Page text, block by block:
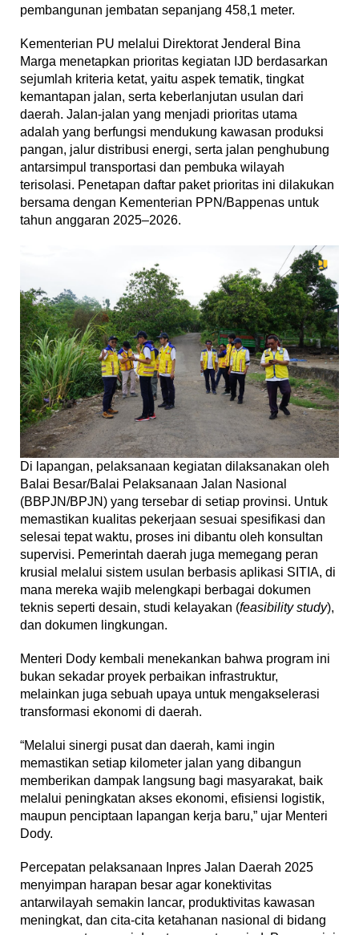
pembangunan jembatan sepanjang 458,1 meter.
Kementerian PU melalui Direktorat Jenderal Bina
Marga menetapkan prioritas kegiatan IJD berdasarkan
sejumlah kriteria ketat, yaitu aspek tematik, tingkat
kemantapan jalan, serta keberlanjutan usulan dari
daerah. Jalan-jalan yang menjadi prioritas utama
adalah yang berfungsi mendukung kawasan produksi
pangan, jalur distribusi energi, serta jalan penghubung
antarsimpul transportasi dan pembuka wilayah
terisolasi. Penetapan daftar paket prioritas ini dilakukan
bersama dengan Kementerian PPN/Bappenas untuk
tahun anggaran 2025–2026.
Di lapangan, pelaksanaan kegiatan dilaksanakan oleh
Balai Besar/Balai Pelaksanaan Jalan Nasional
(BBPJN/BPJN) yang tersebar di setiap provinsi. Untuk
memastikan kualitas pekerjaan sesuai spesifikasi dan
selesai tepat waktu, proses ini dibantu oleh konsultan
supervisi. Pemerintah daerah juga memegang peran
krusial melalui sistem usulan berbasis aplikasi SITIA, di
mana mereka wajib melengkapi berbagai dokumen
teknis seperti desain, studi kelayakan (feasibility study),
dan dokumen lingkungan.
Menteri Dody kembali menekankan bahwa program ini
bukan sekadar proyek perbaikan infrastruktur,
melainkan juga sebuah upaya untuk mengakselerasi
transformasi ekonomi di daerah.
“Melalui sinergi pusat dan daerah, kami ingin
memastikan setiap kilometer jalan yang dibangun
memberikan dampak langsung bagi masyarakat, baik
melalui peningkatan akses ekonomi, efisiensi logistik,
maupun penciptaan lapangan kerja baru,” ujar Menteri
Dody.
Percepatan pelaksanaan Inpres Jalan Daerah 2025
menyimpan harapan besar agar konektivitas
antarwilayah semakin lancar, produktivitas kawasan
meningkat, dan cita-cita ketahanan nasional di bidang